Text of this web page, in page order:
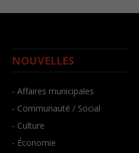
NOUVELLES
- Affaires municipales
- Communauté / Social
- Culture
- Économie